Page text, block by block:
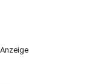
Anzeige